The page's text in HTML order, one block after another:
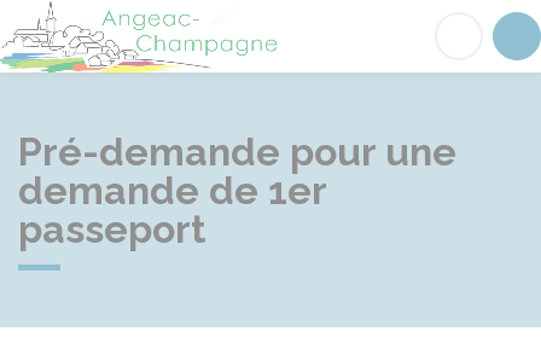
Angeac-Champagne
Pré-demande pour une
demande de 1er
passeport